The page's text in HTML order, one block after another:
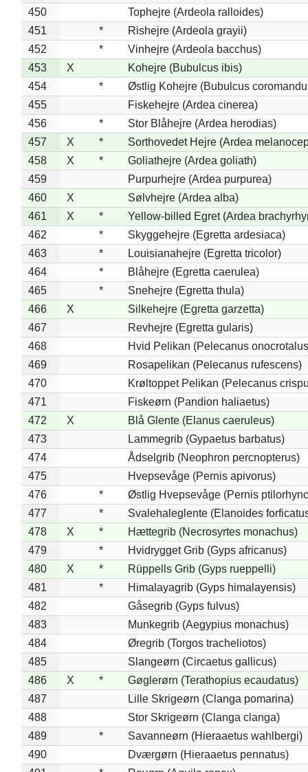
450
Tophejre (Ardeola ralloides)
451
*
Rishejre (Ardeola grayii)
452
*
Vinhejre (Ardeola bacchus)
453
X
Kohejre (Bubulcus ibis)
454
*
Østlig Kohejre (Bubulcus
455
Fiskehejre (Ardea cinerea)
456
*
Stor Blåhejre (Ardea herodias)
457
X *
Sorthovedet Hejre (Ardea
458
X *
Goliathejre (Ardea goliath)
459
Purpurhejre (Ardea purpurea)
460
X
Sølvhejre (Ardea alba)
461
X *
Yellow-billed Egret (Ardea
462
*
Skyggehejre (Egretta ardesiaca)
463
*
Louisianahejre (Egretta tricolor)
464
*
Blåhejre (Egretta caerulea)
465
*
Snehejre (Egretta thula)
466
X
Silkehejre (Egretta garzetta)
467
Revhejre (Egretta gularis)
468
Hvid Pelikan (Pelecanus
469
Rosapelikan (Pelecanus rufescens)
470
Krøltoppet Pelikan (Pelecanus
471
Fiskeørn (Pandion haliaetus)
472
X
Blå Glente (Elanus caeruleus)
473
Lammegrib (Gypaetus barbatus)
474
Ådselgrib (Neophron percnopterus)
475
Hvepsevåge (Pernis apivorus)
476
*
Østlig Hvepsevåge (Pernis
477
*
Svalehaleglente (Elanoides
478
X *
Hættegrib (Necrosyrtes monachus)
479
*
Hvidrygget Grib (Gyps africanus)
480
X *
Rüppells Grib (Gyps rueppelli)
481
*
Himalayagrib (Gyps himalayensis)
482
Gåsegrib (Gyps fulvus)
483
Munkegrib (Aegypius monachus)
484
Øregrib (Torgos tracheliotos)
485
Slangeørn (Circaetus gallicus)
486
X *
Gøglerørn (Terathopius ecaudatus)
487
Lille Skrigeørn (Clanga pomarina)
488
Stor Skrigeørn (Clanga clanga)
489
*
Savanneørn (Hieraaetus wahlbergi)
490
Dværgørn (Hieraaetus pennatus)